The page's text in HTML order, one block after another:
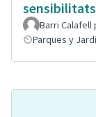
Barri Calafell
Parques y